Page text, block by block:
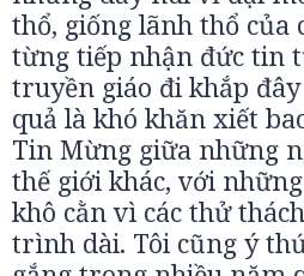
thổ, giống lãnh thổ của
từng tiếp nhận đức tin
truyền giáo đi khắp
quả là khó khăn xiết
Tin Mừng giữa những
thế giới khác, với
khô cằn vì các thử
trình dài. Tôi cũng ý